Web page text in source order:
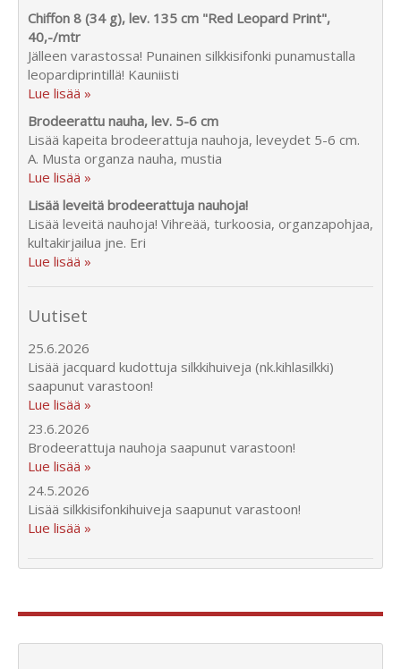
Chiffon 8 (34 g), lev. 135 cm "Red Leopard Print",
40,-/mtr
Jälleen varastossa! Punainen silkkisifonki punamustalla
leopardiprintillä! Kauniisti
Lue lisää »
Brodeerattu nauha, lev. 5-6 cm
Lisää kapeita brodeerattuja nauhoja, leveydet 5-6 cm.
A. Musta organza nauha, mustia
Lue lisää »
Lisää leveitä brodeerattuja nauhoja!
Lisää leveitä nauhoja! Vihreää, turkoosia, organzapohjaa,
kultakirjailua jne. Eri
Lue lisää »
Uutiset
25.6.2026
Lisää jacquard kudottuja silkkihuiveja (nk.kihlasilkki)
saapunut varastoon!
Lue lisää »
23.6.2026
Brodeerattuja nauhoja saapunut varastoon!
Lue lisää »
24.5.2026
Lisää silkkisifonkihuiveja saapunut varastoon!
Lue lisää »